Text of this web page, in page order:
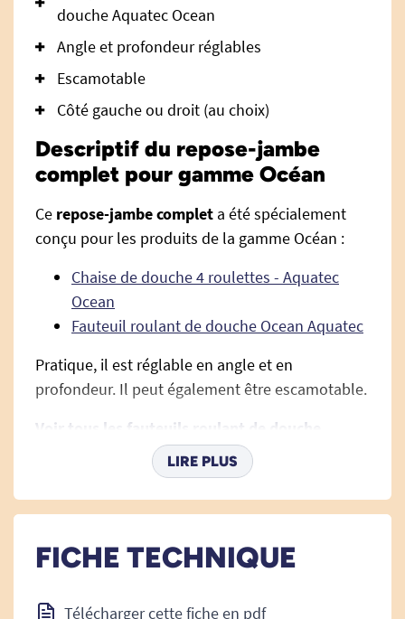
douche Aquatec Ocean
Angle et profondeur réglables
Escamotable
Côté gauche ou droit (au choix)
Descriptif du repose-jambe
complet pour gamme Océan
Ce repose-jambe complet a été spécialement
conçu pour les produits de la gamme Océan :
Chaise de douche 4 roulettes - Aquatec
Ocean
Fauteuil roulant de douche Ocean Aquatec
Pratique, il est réglable en angle et en
profondeur. Il peut également être escamotable.
Voir tous les fauteuils roulant de douche
LIRE PLUS
FICHE TECHNIQUE
Télécharger cette fiche en pdf